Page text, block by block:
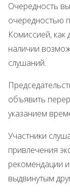
Очередность
очередностью
Комиссией, как
наличии
слушаний.
объявить
указанием
Участники
привлечения
рекомендации
выдвинутым